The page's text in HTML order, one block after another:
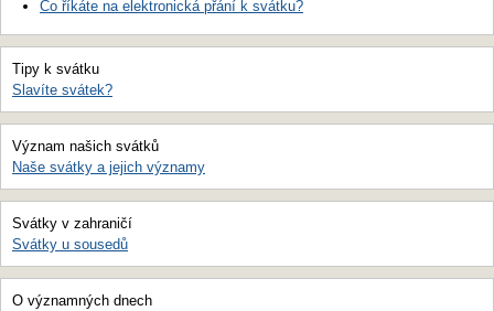
Co říkáte na elektronická přání k svátku?
Tipy k svátku
Slavíte svátek?
Význam našich svátků
Naše svátky a jejich významy
Svátky v zahraničí
Svátky u sousedů
O významných dnech